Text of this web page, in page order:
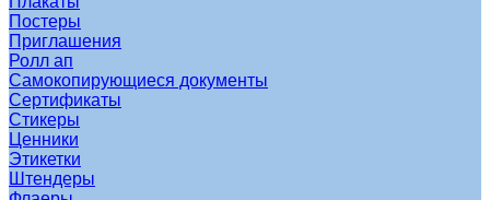
Постеры
Приглашения
Ролл ап
Самокопирующиеся документы
Сертификаты
Стикеры
Ценники
Этикетки
Штендеры